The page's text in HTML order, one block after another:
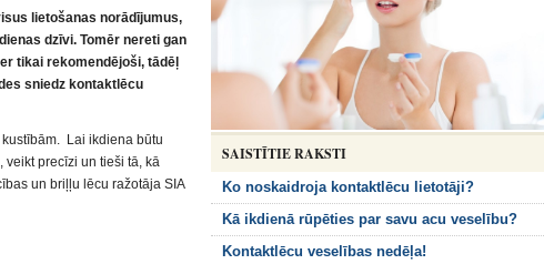
lietošanas norādījumus,
dzīvi. Tomēr nereti gan
tikai rekomendējoši, tādēļ
sniedz kontaktlēcu
Lai ikdiena būtu
veikt precīzi un tieši tā, kā
un briļļu lēcu ražotāja SIA
SAISTĪTIE RAKSTI
Ko noskaidroja kontaktlēcu lietotāji?
Kā ikdienā rūpēties par savu acu veselību?
Kontaktlēcu veselības nedēļa!